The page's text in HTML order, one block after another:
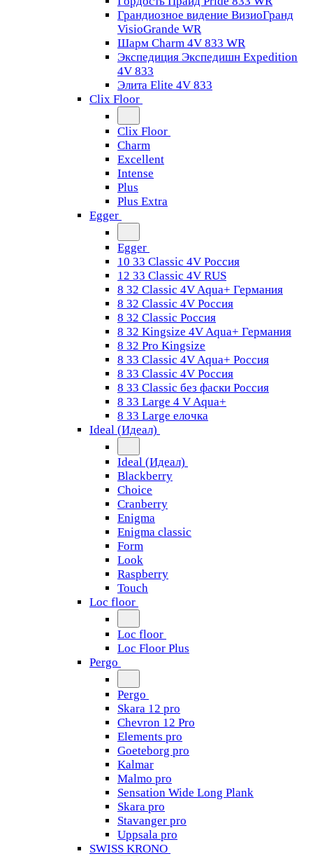
Грандиозное видение ВизиоГранд
VisioGrande WR
Шарм Charm 4V 833 WR
Экспедиция Экспедишн Expedition
4V 833
Элита Elite 4V 833
Clix Floor
Clix Floor
Charm
Excellent
Intense
Plus
Plus Extra
Egger
Egger
10 33 Classic 4V Россия
12 33 Classic 4V RUS
8 32 Classic 4V Aqua+ Германия
8 32 Classic 4V Россия
8 32 Classic Россия
8 32 Kingsize 4V Aqua+ Германия
8 32 Pro Kingsize
8 33 Classic 4V Aqua+ Россия
8 33 Classic 4V Россия
8 33 Classic без фаски Россия
8 33 Large 4 V Aqua+
8 33 Large елочка
Ideal (Идеал)
Ideal (Идеал)
Blackberry
Choice
Cranberry
Enigma
Enigma classic
Form
Look
Raspberry
Touch
Loc floor
Loc floor
Loc Floor Plus
Pergo
Pergo
Skara 12 pro
Chevron 12 Pro
Elements pro
Goeteborg pro
Kalmar
Malmo pro
Sensation Wide Long Plank
Skara pro
Stavanger pro
Uppsala pro
SWISS KRONO